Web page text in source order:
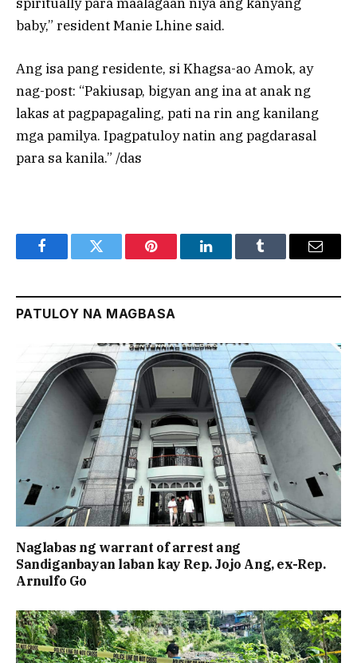
baby,” resident Manie Lhine said.
Ang isa pang residente, si Khagsa-ao Amok, ay
nag-post: “Pakiusap, bigyan ang ina at anak ng
lakas at pagpapagaling, pati na rin ang kanilang
mga pamilya. Ipagpatuloy natin ang pagdarasal
para sa kanila.” /das
FacebookTwitter Pinterest LinkedInTumblr Email
PATULOY NA MAGBASA
Naglabas ng warrant of arrest ang
Sandiganbayan laban kay Rep. Jojo Ang, ex-Rep.
Arnulfo Go